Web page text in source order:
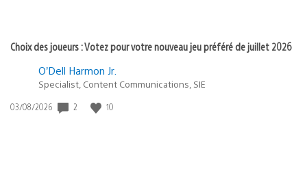
Choix des joueurs : Votez pour votre nouveau jeu préféré de juillet 2026
O’Dell Harmon Jr.
Specialist, Content Communications, SIE
Date
03/08/2026 2 10